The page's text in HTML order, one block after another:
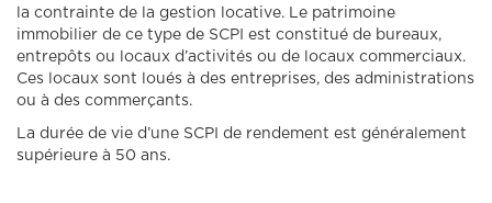
la contrainte de la gestion locative. Le patrimoine
immobilier de ce type de SCPI est constitué de bureaux,
entrepôts ou locaux d’activités ou de locaux commerciaux.
Ces locaux sont loués à des entreprises, des administrations
ou à des commerçants.
La durée de vie d’une SCPI de rendement est généralement
supérieure à 50 ans.